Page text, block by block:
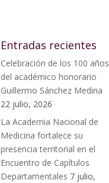
Entradas recientes
Celebración de los 100 años
del académico honorario
Guillermo Sánchez Medina
22 julio, 2026
La Academia Nacional de
Medicina fortalece su
presencia territorial en el
Encuentro de Capítulos
Departamentales 7 julio,